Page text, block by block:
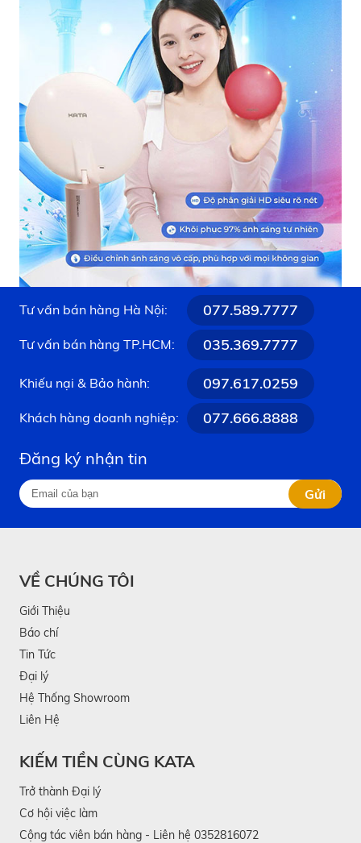
Tư vấn bán hàng Hà Nội: 077.589.7777
Tư vấn bán hàng TP.HCM: 035.369.7777
Khiếu nại & Bảo hành: 097.617.0259
Khách hàng doanh nghiệp: 077.666.8888
Đăng ký nhận tin
Gửi
VỀ CHÚNG TÔI
Giới Thiệu
Báo chí
Tin Tức
Đại lý
Hệ Thống Showroom
Liên Hệ
KIẾM TIỀN CÙNG KATA
Trở thành Đại lý
Cơ hội việc làm
Cộng tác viên bán hàng - Liên hệ 0352816072